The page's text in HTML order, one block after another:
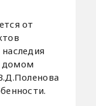
от
домом